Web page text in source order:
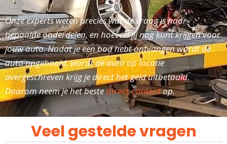
Onze experts weten precies wat de vraag is naar
bepaalde onderdelen, en hoeveel jij nog kunt krijgen voor
jouw auto. Nadat je een bod hebt ontvangen wordt de
auto opgehaald, wordt de auto op locatie
overgeschreven krijg je direct het geld uitbetaald.
Daarom neem je het bestedirect contactop.
Veel gestelde vragen